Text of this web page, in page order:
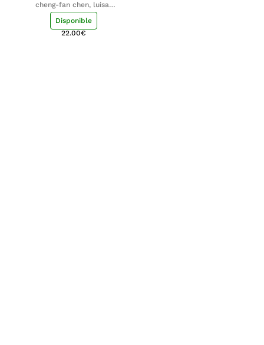
cheng-fan chen, luisa;
shu-ying chang, luisa
Disponible
22.00€